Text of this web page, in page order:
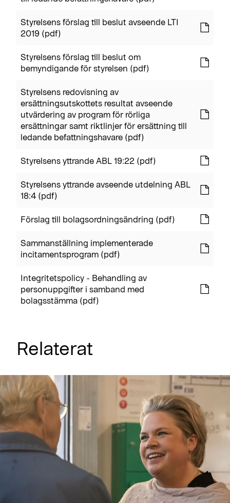
Styrelsens förslag till beslut avseende LTI
2019 (pdf)
Styrelsens förslag till beslut om
bemyndigande för styrelsen (pdf)
Styrelsens redovisning av
ersättningsutskottets resultat avseende
utvärdering av program för rörliga
ersättningar samt riktlinjer för ersättning till
ledande befattningshavare (pdf)
Styrelsens yttrande ABL 19:22 (pdf)
Styrelsens yttrande avseende utdelning ABL
18:4 (pdf)
Förslag till bolagsordningsändring (pdf)
Sammanställning implementerade
incitamentsprogram (pdf)
Integritetspolicy - Behandling av
personuppgifter i samband med
bolagsstämma (pdf)
Relaterat